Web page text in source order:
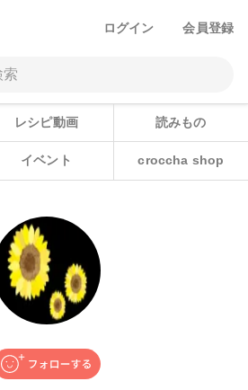
ログイン 会員登録
レシピ動画 読みもの
イベント croccha shop